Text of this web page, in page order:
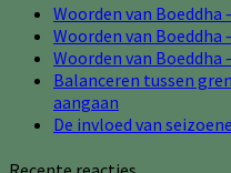
Woorden van Boeddha
Woorden van Boeddha
Woorden van Boeddha
Balanceren tussen
aangaan
De invloed van